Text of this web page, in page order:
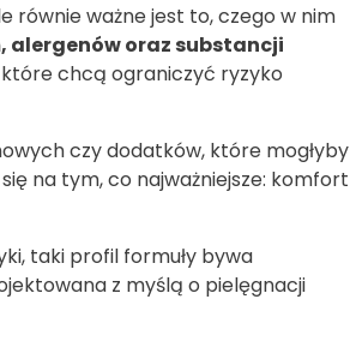
równie ważne jest to, czego w nim
alergenów oraz substancji
chcą ograniczyć ryzyko
czy dodatków, które mogłyby
na tym, co najważniejsze: komfort
taki profil formuły bywa
z myślą o pielęgnacji